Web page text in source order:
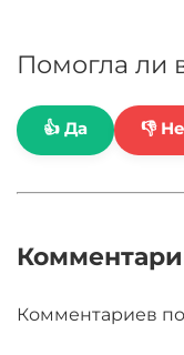
Помогла ли
👍 Да 👎
Комментариев